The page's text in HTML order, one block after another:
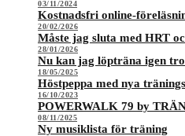
03/11/2024
Kostnadsfri online-
20/02/2026
Måste jag sluta med HRT
28/01/2026
Nu kan jag löpträna igen
18/05/2025
Höstpeppa med nya
16/10/2023
POWERWALK 79 by
08/11/2025
Ny musiklista för träning